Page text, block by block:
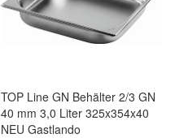
TOP Line GN Behälter 2/3 GN
40 mm 3,0 Liter 325x354x40
NEU Gastlando